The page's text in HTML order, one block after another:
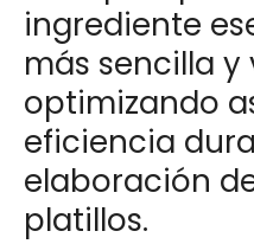
ingrediente
más sencilla y
optimizando
eficiencia
elaboración
platillos.